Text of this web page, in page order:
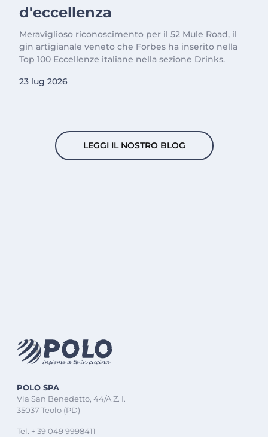
d'eccellenza
Meraviglioso riconoscimento per il 52 Mule Road, il
gin artigianale veneto che Forbes ha inserito nella
Top 100 Eccellenze italiane nella sezione Drinks.
23 lug 2026
LEGGI IL NOSTRO BLOG
POLO SPA
Via San Benedetto, 44/A Z. I.
35037 Teolo (PD)
Tel. + 39 049 9998411